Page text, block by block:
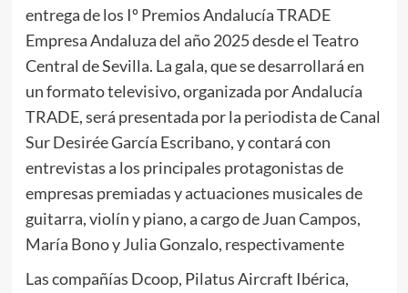
entrega de los Iº Premios Andalucía TRADE
Empresa Andaluza del año 2025 desde el Teatro
Central de Sevilla. La gala, que se desarrollará en
un formato televisivo, organizada por Andalucía
TRADE, será presentada por la periodista de Canal
Sur Desirée García Escribano, y contará con
entrevistas a los principales protagonistas de
empresas premiadas y actuaciones musicales de
guitarra, violín y piano, a cargo de Juan Campos,
María Bono y Julia Gonzalo, respectivamente
Las compañías Dcoop, Pilatus Aircraft Ibérica,